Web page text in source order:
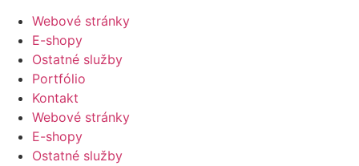
Webové stránky
E-shopy
Ostatné služby
Portfólio
Kontakt
Webové stránky
E-shopy
Ostatné služby